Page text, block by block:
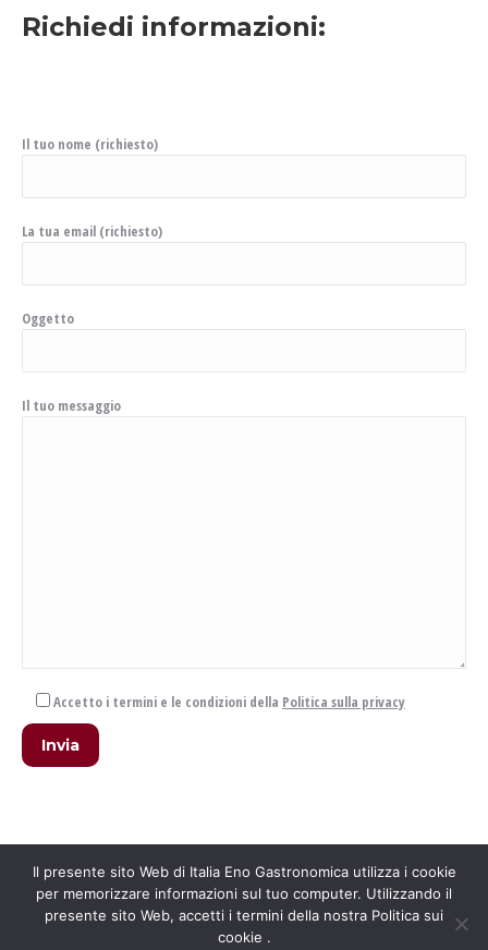
Richiedi informazioni:
Il tuo nome (richiesto)
La tua email (richiesto)
Oggetto
Il tuo messaggio
Accetto i termini e le condizioni della Politica sulla privacy
Main
Il presente sito Web di Italia Eno Gastronomica utilizza i cookie
per memorizzare informazioni sul tuo computer. Utilizzando il
presente sito Web, accetti i termini della nostra Politica sui
cookie .